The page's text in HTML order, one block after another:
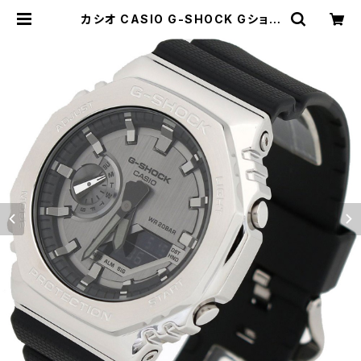
カシオ CASIO G-SHOCK Gショッ
00-1A クォーツ シルバー メタル ア
ナデジ | empirewatch